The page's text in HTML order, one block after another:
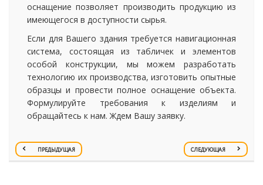
оснащение позволяет производить продукцию из
имеющегося в доступности сырья.
Если для Вашего здания требуется навигационная
система, состоящая из табличек и элементов
особой конструкции, мы можем разработать
технологию их производства, изготовить опытные
образцы и провести полное оснащение объекта.
Формулируйте требования к изделиям и
обращайтесь к нам. Ждем Вашу заявку.
ПРЕДЫДУЩАЯ СЛЕДУЮЩАЯ